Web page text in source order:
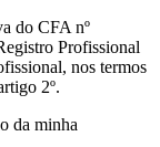
do CFA nº
Profissional
nos termos
2º.
da minha